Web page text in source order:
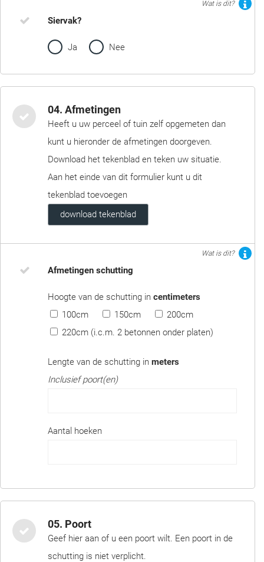
Wat is dit?
Siervak?
Ja Nee
04. Afmetingen
Heeft u uw perceel of tuin zelf opgemeten dan
kunt u hieronder de afmetingen doorgeven.
Download het tekenblad en teken uw situatie.
Aan het einde van dit formulier kunt u dit
tekenblad toevoegen
download tekenblad
Wat is dit?
Afmetingen schutting
Hoogte van de schutting in centimeters
100cm
150cm
200cm
220cm (i.c.m. 2 betonnen onder platen)
Lengte van de schutting in meters
Inclusief poort(en)
Aantal hoeken
05. Poort
Geef hier aan of u een poort wilt. Een poort in de
schutting is niet verplicht.